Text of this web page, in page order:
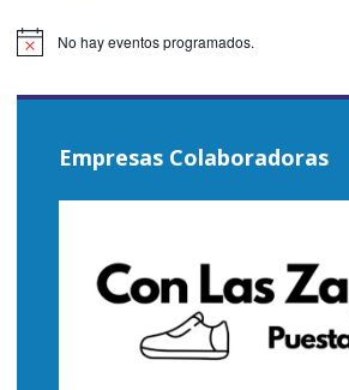
Aviso No hay eventos programados.
Empresas Colaboradoras